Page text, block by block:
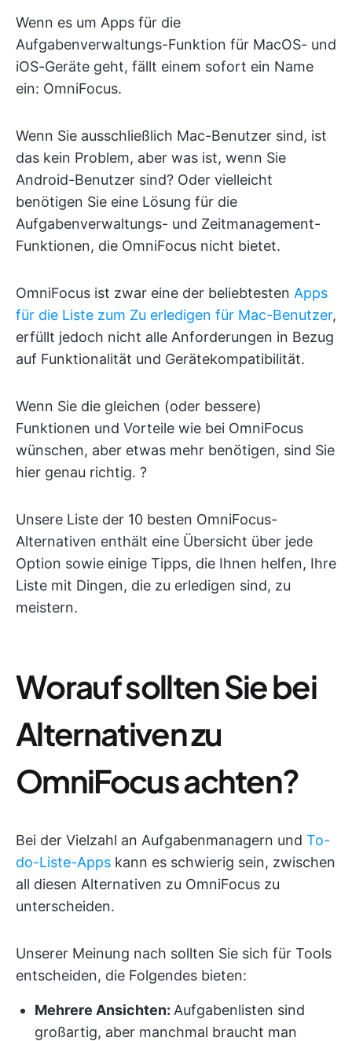
Wenn es um Apps für die
Aufgabenverwaltungs-Funktion für MacOS- und
iOS-Geräte geht, fällt einem sofort ein Name
ein: OmniFocus.
Wenn Sie ausschließlich Mac-Benutzer sind, ist
das kein Problem, aber was ist, wenn Sie
Android-Benutzer sind? Oder vielleicht
benötigen Sie eine Lösung für die
Aufgabenverwaltungs- und Zeitmanagement-
Funktionen, die OmniFocus nicht bietet.
OmniFocus ist zwar eine der beliebtesten Apps
für die Liste zum Zu erledigen für Mac-Benutzer,
erfüllt jedoch nicht alle Anforderungen in Bezug
auf Funktionalität und Gerätekompatibilität.
Wenn Sie die gleichen (oder bessere)
Funktionen und Vorteile wie bei OmniFocus
wünschen, aber etwas mehr benötigen, sind Sie
hier genau richtig. ?
Unsere Liste der 10 besten OmniFocus-
Alternativen enthält eine Übersicht über jede
Option sowie einige Tipps, die Ihnen helfen, Ihre
Liste mit Dingen, die zu erledigen sind, zu
meistern.
Worauf sollten Sie bei
Alternativen zu
OmniFocus achten?
Bei der Vielzahl an Aufgabenmanagern und To-
do-Liste-Apps kann es schwierig sein, zwischen
all diesen Alternativen zu OmniFocus zu
unterscheiden.
Unserer Meinung nach sollten Sie sich für Tools
entscheiden, die Folgendes bieten:
Mehrere Ansichten: Aufgabenlisten sind
großartig, aber manchmal braucht man